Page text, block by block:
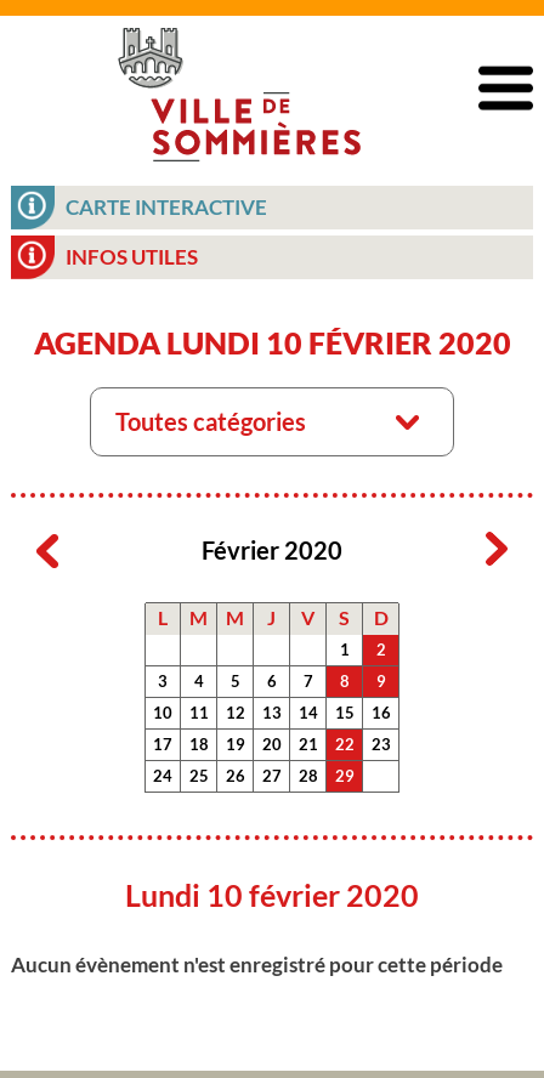
CARTE INTERACTIVE
INFOS UTILES
AGENDA LUNDI 10 FÉVRIER 2020
Toutes catégories
Février 2020
L M M J V S D
1
2
3
4 5 6 7 8
9
10
11 12 13 14 15
16
17
18 19 20 21 22
23
24
25 26 27 28 29
Lundi 10 février 2020
Aucun évènement n'est enregistré pour cette période